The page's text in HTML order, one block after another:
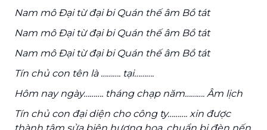
Nam mô Đại từ đại bi Quán thế âm Bồ tát
Nam mô Đại từ đại bi Quán thế âm Bồ tát
Nam mô Đại từ đại bi Quán thế âm Bồ tát
Tín chủ con tên là ………. tại……….
Hôm nay ngày………. tháng chạp năm………. Âm lịch
Tín chủ con đại diện cho công ty………. xin được
thành tâm sửa biện hương hoa, chuẩn bị đèn nến,